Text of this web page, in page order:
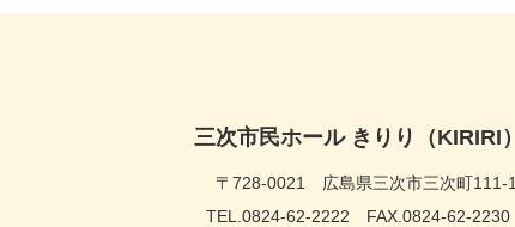
三次市民ホール きりり（KIRIRI）
〒728-0021 広島県三次市三次町111-1
TEL.0824-62-2222 FAX.0824-62-2230